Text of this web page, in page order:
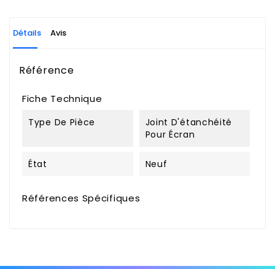
Détails Avis
Référence
Fiche Technique
Type De Pièce
Joint D'étanchéité
Pour Écran
État Neuf
Références Spécifiques